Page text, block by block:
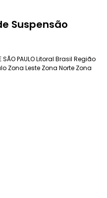
Suspensão
SÃO PAULOLitoral Brasil Região
Zona Leste Zona Norte Zona